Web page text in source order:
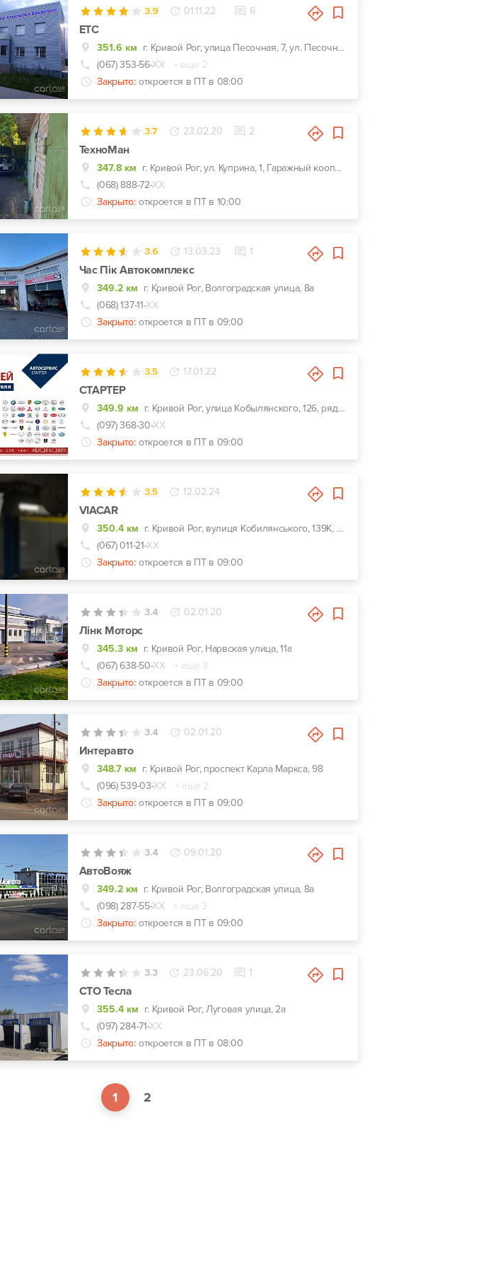
3.9 01.11.22 6
ЕТС
351.6 км
г. Кривой Рог, улица Песочная, 7, ул. Песочная, 7 г
(067) 353-56-ХХ
+ еще 2
Закрыто: откроется в ПТ в 08:00
3.7 23.02.20 2
ТехноМан
347.8 км
г. Кривой Рог, ул. Куприна, 1, Гаражный кооператив Автомибилист
(068) 888-72-ХХ
Закрыто: откроется в ПТ в 10:00
3.6 13.03.23 1
Час Пік Автокомплекс
349.2 км г. Кривой Рог, Волгоградская улица, 8а
(068) 137-11-ХХ
Закрыто: откроется в ПТ в 09:00
3.5 17.01.22
СТАРТЕР
349.9 км
г. Кривой Рог, улица Кобылянского, 126, рядом с Мультиплексом
(097) 368-30-ХХ
Закрыто: откроется в ПТ в 09:00
3.5 12.02.24
VIACAR
350.4 км
г. Кривой Рог, вулиця Кобилянського, 139К, 139К
(067) 011-21-ХХ
Закрыто: откроется в ПТ в 09:00
3.4 02.01.20
Лінк Моторс
345.3 км г. Кривой Рог, Нарвская улица, 11а
(067) 638-50-ХХ
+ еще 3
Закрыто: откроется в ПТ в 09:00
3.4 02.01.20
Интеравто
348.7 км г. Кривой Рог, проспект Карла Маркса, 98
(096) 539-03-ХХ
+ еще 2
Закрыто: откроется в ПТ в 09:00
3.4 09.01.20
АвтоВояж
349.2 км г. Кривой Рог, Волгоградская улица, 8а
(098) 287-55-ХХ
+ еще 3
Закрыто: откроется в ПТ в 09:00
3.3 23.06.20 1
СТО Тесла
355.4 км г. Кривой Рог, Луговая улица, 2а
(097) 284-71-ХХ
Закрыто: откроется в ПТ в 08:00
1 2